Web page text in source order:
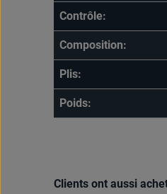
Contrôle:
Composition:
Plis:
Poids:
Clients ont aussi